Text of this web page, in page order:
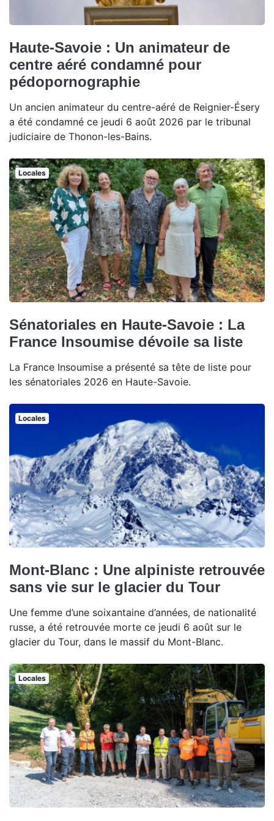
Haute-Savoie : Un animateur de
centre aéré condamné pour
pédopornographie
Un ancien animateur du centre-aéré de Reignier-Ésery
a été condamné ce jeudi 6 août 2026 par le tribunal
judiciaire de Thonon-les-Bains.
Locales
Sénatoriales en Haute-Savoie : La
France Insoumise dévoile sa liste
La France Insoumise a présenté sa tête de liste pour
les sénatoriales 2026 en Haute-Savoie.
Locales
Mont-Blanc : Une alpiniste retrouvée
sans vie sur le glacier du Tour
Une femme d’une soixantaine d’années, de nationalité
russe, a été retrouvée morte ce jeudi 6 août sur le
glacier du Tour, dans le massif du Mont-Blanc.
Locales